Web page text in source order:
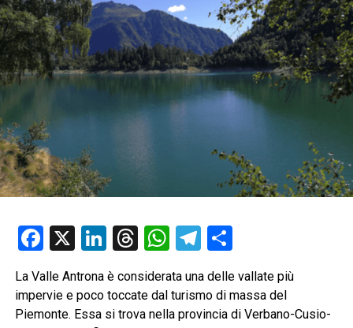
Facebook
X LinkedIn
Threads
WhatsApp
Telegram
Condividi
La Valle Antrona è considerata una delle vallate più
impervie e poco toccate dal turismo di massa del
Piemonte. Essa si trova nella provincia di Verbano-Cusio-